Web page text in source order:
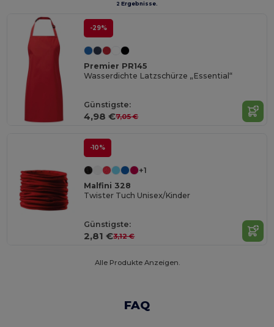
2 Ergebnisse.
-29%
Premier PR145
Wasserdichte Latzschürze „Essential“
Günstigste:
4,98 €7,05 €
-10%
+1
Malfini 328
Twister Tuch Unisex/Kinder
Günstigste:
2,81 €3,12 €
Alle Produkte Anzeigen.
FAQ